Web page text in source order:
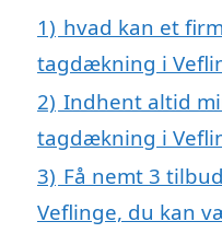
1) hvad kan et
tagdækning i
2) Indhent altid
tagdækning i
3) Få nemt 3
Veflinge, du kan